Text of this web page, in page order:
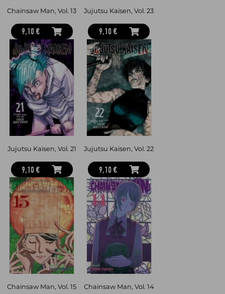
Chainsaw Man, Vol. 13
9,10 €
Jujutsu Kaisen, Vol. 23
9,10 €
Jujutsu Kaisen, Vol. 21
9,10 €
Jujutsu Kaisen, Vol. 22
9,10 €
Chainsaw Man, Vol. 15 Chainsaw Man, Vol. 14